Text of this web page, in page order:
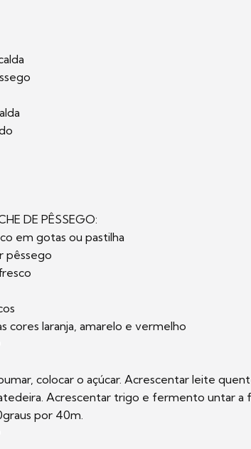
DE PÊSSEGO:
em gotas ou pastilha
pêssego
cores laranja, amarelo e vermelho
colocar o açúcar. Acrescentar leite
Acrescentar trigo e fermento untar a
por 40m.